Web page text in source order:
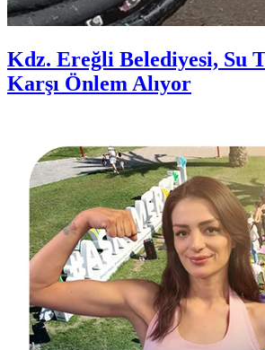
Kdz. Ereğli Belediyesi, Su
Karşı Önlem Alıyor